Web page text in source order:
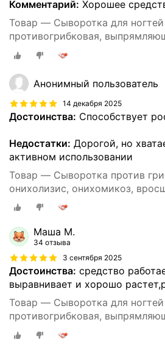
Комментарий: Хорошее
Товар — Сыворотка для ногтей
противогрибковая,
Анонимный пользователь
14 декабря 2025
Достоинства: Способствует
Недостатки: Дорогой, но
активном использовании
Товар — Сыворотка против
онихолизис, онихомикоз,
Маша М.
34 отзыва
3 сентября 2025
Достоинства: средство
выравнивает и хорошо
Товар — Сыворотка для ногтей
противогрибковая,